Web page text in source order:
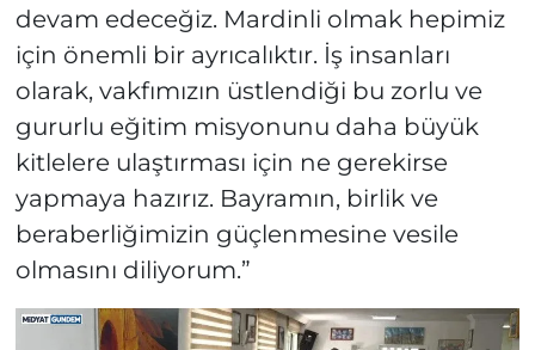
devam edeceğiz. Mardinli olmak hepimiz
için önemli bir ayrıcalıktır. İş insanları
olarak, vakfımızın üstlendiği bu zorlu ve
gururlu eğitim misyonunu daha büyük
kitlelere ulaştırması için ne gerekirse
yapmaya hazırız. Bayramın, birlik ve
beraberliğimizin güçlenmesine vesile
olmasını diliyorum.”